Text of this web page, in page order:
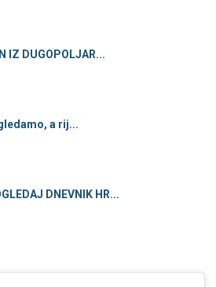
IZ DUGOPOLJAR...
a rij...
DNEVNIK HR...